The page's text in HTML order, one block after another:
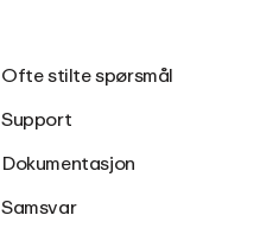
Ofte stilte spørsmål
Support
Dokumentasjon
Samsvar